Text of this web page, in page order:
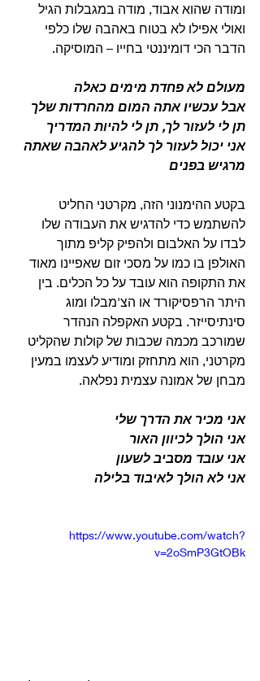
ומודה שהוא אבוד, מודה במגבלות הגיל
ואולי אפילו לא בטוח באהבה שלו כלפי
הדבר הכי דומיננטי בחייו – המוסיקה.
מעולם לא פחדת מימים כאלה
אבל עכשיו אתה המום מהחרדות שלך
תן לי לעזור לך, תן לי להיות המדריך
אני יכול לעזור לך להגיע לאהבה שאתה
מרגיש בפנים
בקטע ההימנוני הזה, מקרטני החליט
להשתמש כדי להדגיש את העבודה שלו
לבדו על האלבום ולהפיק קליפ מתוך
האולפן בו כמו על מסכי זום שאפיינו מאוד
את התקופה הוא עובד על כל הכלים. בין
היתר הרפסיקורד או הצ'מבלו ומוג
סינתיסייזר. בקטע האקפלה הנהדר
שמורכב מכמה שכבות של קולות שהקליט
מקרטני, הוא מתחזק ומודיע לעצמו במעין
מבחן של אמונה עצמית נפלאה.
אני מכיר את הדרך שלי
אני הולך לכיוון האור
אני עובד מסביב לשעון
אני לא הולך לאיבוד בלילה
https://www.youtube.com/watch?
v=2oSmP3GtOBk